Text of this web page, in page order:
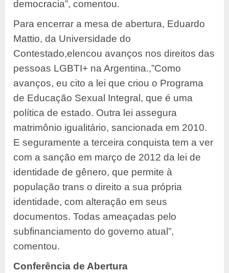
democracia”, comentou.
Para encerrar a mesa de abertura, Eduardo
Mattio, da Universidade do
Contestado,elencou avanços nos direitos das
pessoas LGBTI+ na Argentina.,”Como
avanços, eu cito a lei que criou o Programa
de Educação Sexual Integral, que é uma
política de estado. Outra lei assegura
matrimônio igualitário, sancionada em 2010.
E seguramente a terceira conquista tem a ver
com a sanção em março de 2012 da lei de
identidade de gênero, que permite à
população trans o direito a sua própria
identidade, com alteração em seus
documentos. Todas ameaçadas pelo
subfinanciamento do governo atual”,
comentou.
Conferência de Abertura